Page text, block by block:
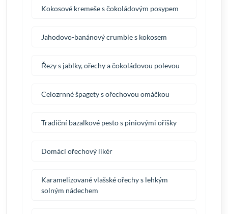
Kokosové kremeše s čokoládovým posypem
Jahodovo-banánový crumble s kokosem
Řezy s jablky, ořechy a čokoládovou polevou
Celozrnné špagety s ořechovou omáčkou
Tradiční bazalkové pesto s piniovými oříšky
Domácí ořechový likér
Karamelizované vlašské ořechy s lehkým
solným nádechem